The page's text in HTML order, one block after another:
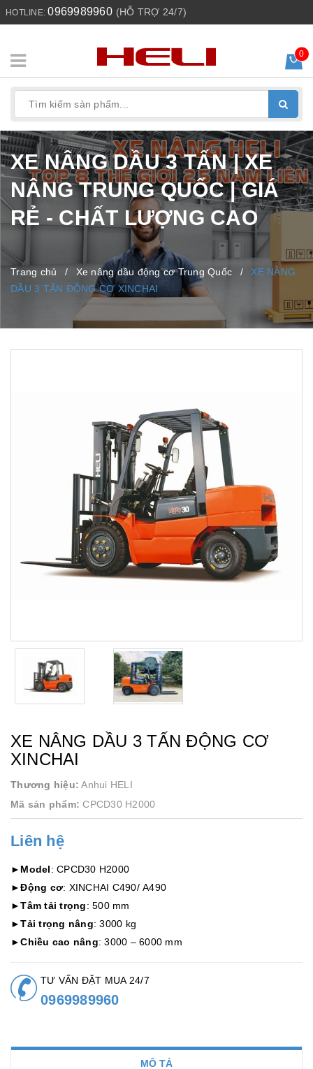
HOTLINE:0969989960 (HỖ TRỢ 24/7)
0
XE NÂNG DẦU 3 TẤN | XE
NÂNG TRUNG QUỐC | GIÁ
RẺ - CHẤT LƯỢNG CAO
Trang chủ / Xe nâng dầu động cơ Trung Quốc /
XE NÂNG
DẦU 3 TẤN ĐỘNG CƠ XINCHAI
XE NÂNG DẦU 3 TẤN ĐỘNG CƠ
XINCHAI
Thương hiệu: Anhui HELI
Mã sản phẩm: CPCD30 H2000
Liên hệ
► Model: CPCD30 H2000
►Động cơ: XINCHAI C490/ A490
►Tâm tải trọng: 500 mm
►Tải trọng nâng: 3000 kg
►Chiều cao nâng: 3000 – 6000 mm
TƯ VẤN ĐẶT MUA 24/7
0969989960
MÔ TẢ